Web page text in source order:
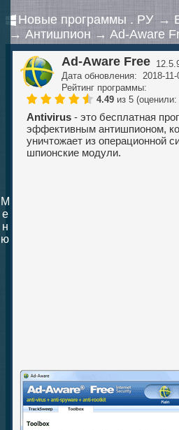
Новые программы . РУ →
→ Антишпион → Ad-Aware
Ad-Aware Free
Дата обновления: 2018-11-
Рейтинг программы:
4.49 из 5
Antivirus - это бесплатная
эффективным антишпионом,
уничтожает из операционной
шпионские модули.
М
е
н
ю